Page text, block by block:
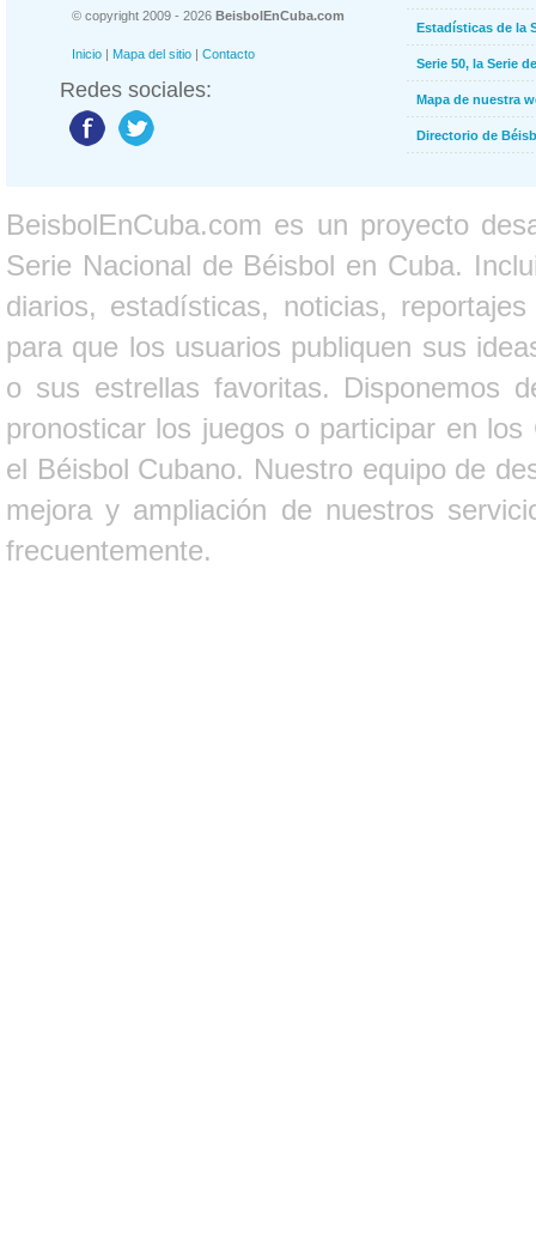
© copyright 2009 - 2026 BeisbolEnCuba.com
Inicio | Mapa del sitio | Contacto
Redes sociales:
Estadísticas de la
Serie 50, la Serie
Mapa de nuestra
Directorio de
BeisbolEnCuba.com es un proyecto
Serie Nacional de Béisbol en Cuba.
diarios, estadísticas, noticias,
para que los usuarios publiquen sus
o sus estrellas favoritas. Disponemos
pronosticar los juegos o participar en
el Béisbol Cubano. Nuestro equipo de
mejora y ampliación de nuestros
frecuentemente.